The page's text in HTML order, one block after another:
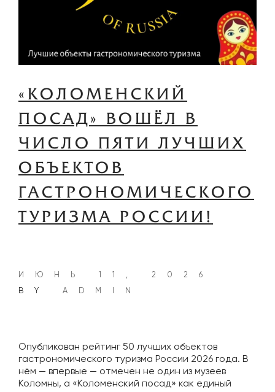
«КОЛОМЕНСКИЙ
ПОСАД» ВОШЁЛ В
ЧИСЛО ПЯТИ ЛУЧШИХ
ОБЪЕКТОВ
ГАСТРОНОМИЧЕСКОГО
ТУРИЗМА РОССИИ!
ИЮНЬ 11, 2026
BY ADMIN
Опубликован рейтинг 50 лучших объектов
гастрономического туризма России 2026 года. В
нём — впервые — отмечен не один из музеев
Коломны, а «Коломенский посад» как единый